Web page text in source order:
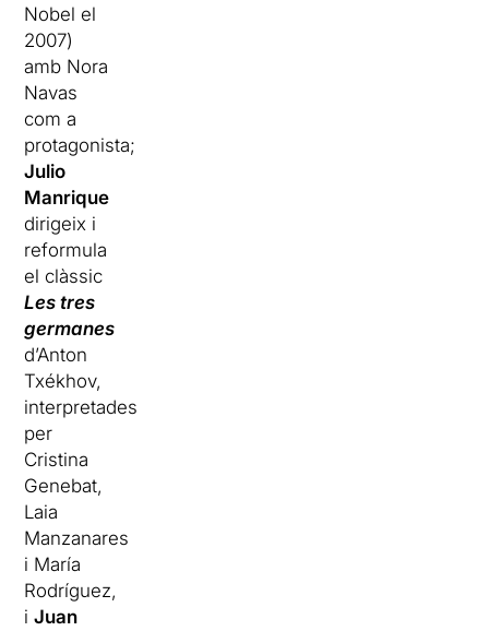
Nobel el
2007)
amb Nora
Navas
com a
protagonista;
Julio
Manrique
dirigeix i
reformula
el clàssic
Les tres
germanes
d’Anton
Txékhov,
interpretades
per
Cristina
Genebat,
Laia
Manzanares
i María
Rodríguez,
iJuan